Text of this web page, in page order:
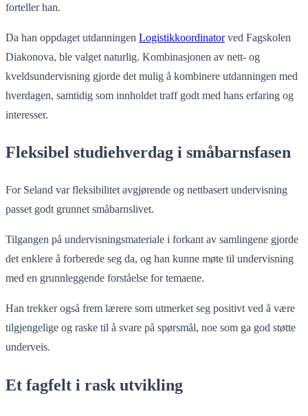
forteller han.
Da han oppdaget utdanningen Logistikkoordinatorved Fagskolen
Diakonova, ble valget naturlig. Kombinasjonen av nett- og
kveldsundervisning gjorde det mulig å kombinere utdanningen med
hverdagen, samtidig som innholdet traff godt med hans erfaring og
interesser.
Fleksibel studiehverdag i småbarnsfasen
For Seland var fleksibilitet avgjørende og nettbasert undervisning
passet godt grunnet småbarnslivet.
Tilgangen på undervisningsmateriale i forkant av samlingene gjorde
det enklere å forberede seg da, og han kunne møte til undervisning
med en grunnleggende forståelse for temaene.
Han trekker også frem lærere som utmerket seg positivt ved å være
tilgjengelige og raske til å svare på spørsmål, noe som ga god støtte
underveis.
Et fagfelt i rask utvikling